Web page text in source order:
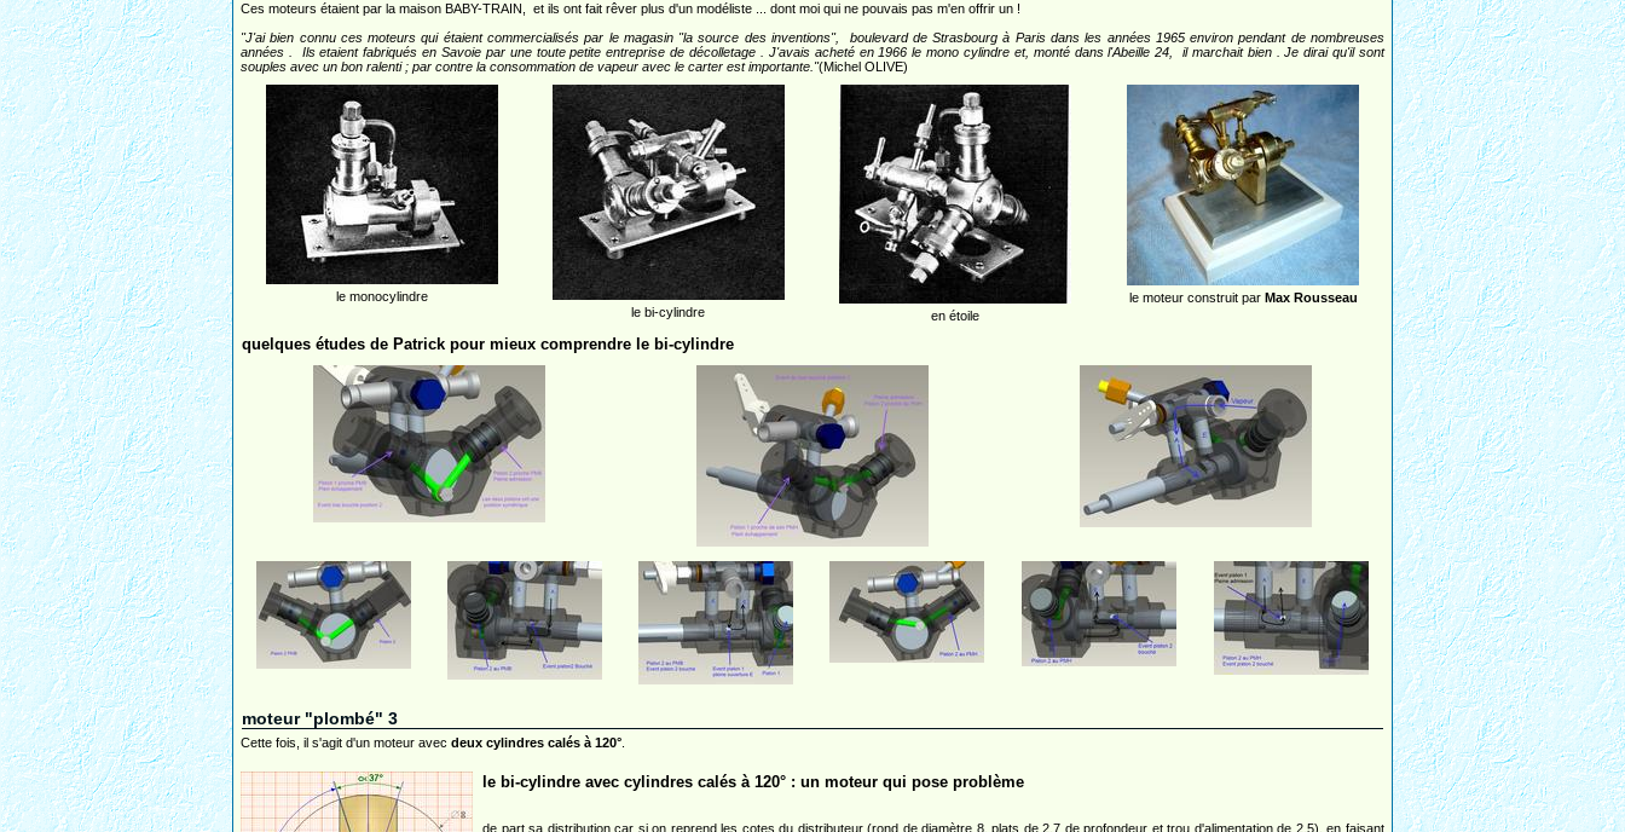
Ces moteurs étaient par la maison BABY-TRAIN, et ils ont fait rêver plus d'un modéliste ... dont moi qui ne pouvais pas m'en offrir un !
"J'ai bien connu ces moteurs qui étaient commercialisés par le magasin "la source des inventions", boulevard de Strasbourg à Paris dans les années 1965 environ pendant de nombreuses
années . Ils etaient fabriqués en Savoie par une toute petite entreprise de décolletage . J'avais acheté en 1966 le mono cylindre et, monté dans l'Abeille 24, il marchait bien . Je dirai qu'il sont
souples avec un bon ralenti ; par contre la consommation de vapeur avec le carter est importante."(Michel OLIVE)
le monocylindre
le bi-cylindre
en étoile
le moteur construit par Max Rousseau
quelques études de Patrick pour mieux comprendre le bi-cylindre
moteur "plombé" 3
Cette fois, il s'agit d'un moteur avec deux cylindres calés à 120°
le bi-cylindre avec cylindres calés à 120° : un moteur qui pose problème
de part sa distribution car si on reprend les cotes du distributeur (rond de diamètre 8, plats de 2.7 de profondeur et trou d'alimentation de 2.5), en faisant